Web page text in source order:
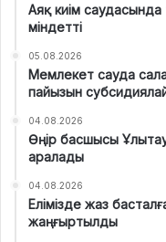
Аяқ киім
міндетті
05.08.2026
Мемлекет сауда
пайызын
04.08.2026
Өңір басшысы
аралады
04.08.2026
Елімізде жаз
жаңғыртылды